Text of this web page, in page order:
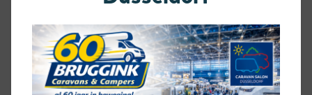
Reservewiel-beugel
Serviceluik
Zonnepaneel